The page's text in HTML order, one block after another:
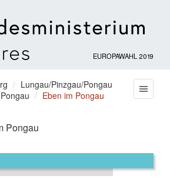
EUROPAWAHL 2019
Lungau/Pinzgau/Pongau
Eben im Pongau
Pongau